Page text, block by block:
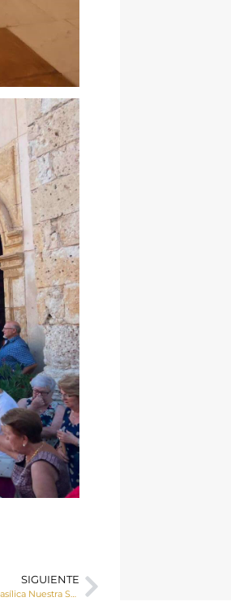
SIGUIENTE
Inaugurada la nueva iluminación de la basílica Nuestra Señora de la Asunción en Villanueva de la Jara